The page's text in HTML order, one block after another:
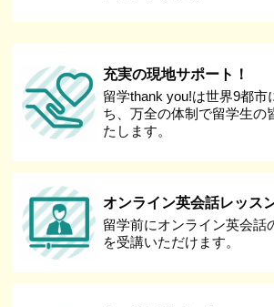
充実の現地サポート！
留学thank you!は世界9都市
ち、万全の体制で留学生の
たします。
オンライン英会話レッス
留学前にオンライン英会話
を受講いただけます。